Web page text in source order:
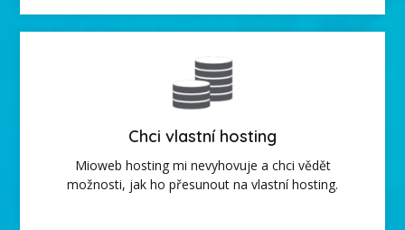
Chci vlastní hosting
Mioweb hosting mi nevyhovuje a chci vědět
možnosti, jak ho přesunout na vlastní hosting.